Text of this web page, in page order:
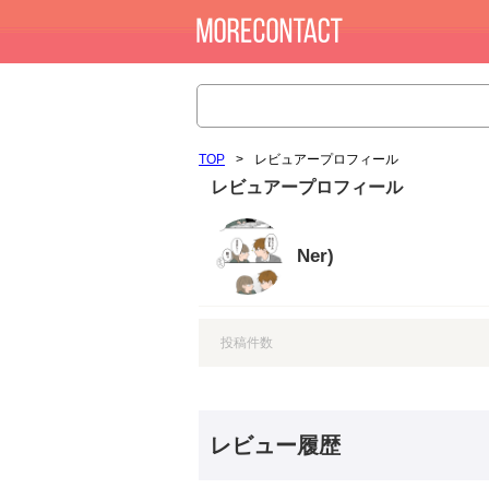
TOP > レビュアープロフィール
レビュアープロフィール
Ner)
投稿件数
レビュー履歴